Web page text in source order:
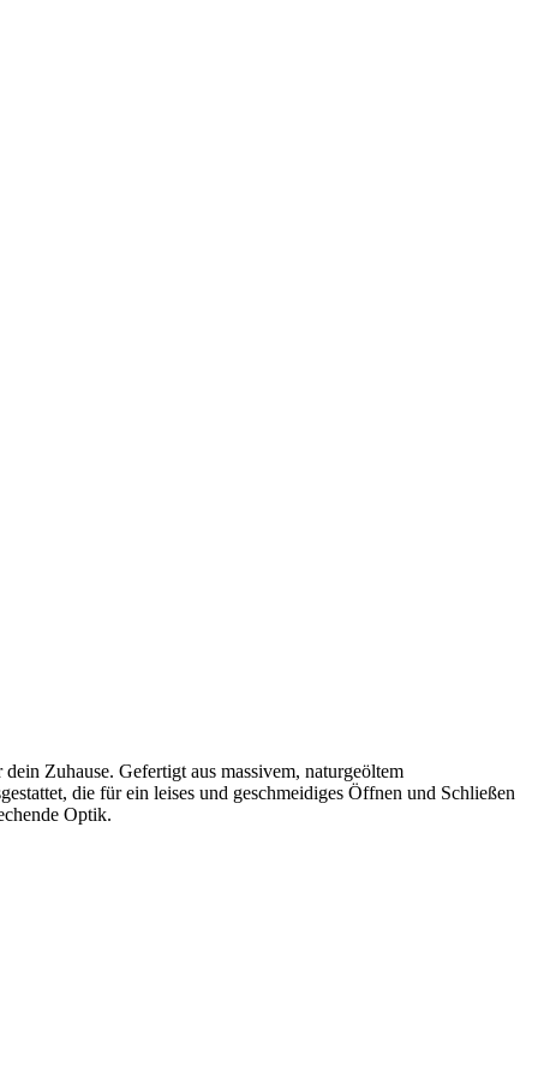
Zuhause. Gefertigt aus massivem, naturgeöltem
die für ein leises und geschmeidiges Öffnen und Schließen
Optik.